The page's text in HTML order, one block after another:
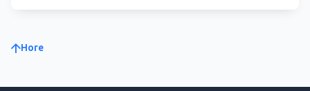
Hore